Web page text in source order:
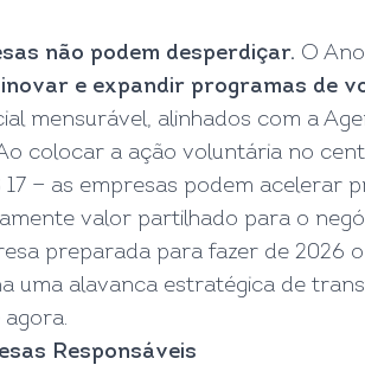
não podem desperdiçar. O
e expandir programas de
mensurável, alinhados com a
colocar a ação voluntária no
— as empresas podem acelerar
valor partilhado para o
preparada para fazer de 2026
uma alavanca estratégica de
Responsáveis